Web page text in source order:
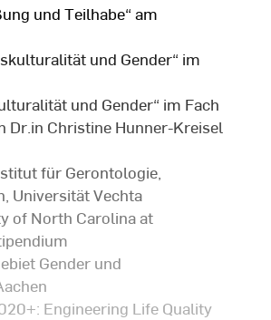
und Teilhabe“ am
und Gender“ im
und Gender“ im Fach
Dr.in Christine Hunner-Kreisel
für Gerontologie,
Universität Vechta
of North Carolina at
Gender und
Engineering Life Quality